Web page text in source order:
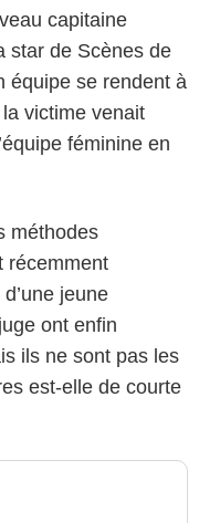
capitaine
star de Scènes de
équipe se rendent à
victime venait
féminine en
méthodes
récemment
jeune
ont enfin
ils ne sont pas les
est-elle de courte